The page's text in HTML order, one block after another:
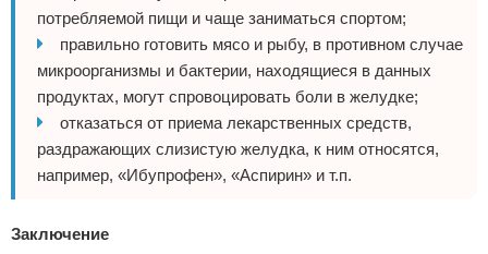
потребляемой пищи и чаще заниматься спортом;
правильно готовить мясо и рыбу, в противном случае
микроорганизмы и бактерии, находящиеся в данных
продуктах, могут спровоцировать боли в желудке;
отказаться от приема лекарственных средств,
раздражающих слизистую желудка, к ним относятся,
например, «Ибупрофен», «Аспирин» и т.п.
Заключение